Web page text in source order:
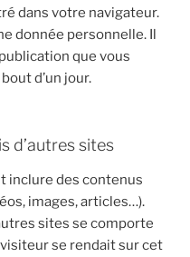
dans votre navigateur.
donnée personnelle. Il
que vous
d’un jour.
d’autres sites
inclure des contenus
images, articles…).
sites se comporte
se rendait sur cet